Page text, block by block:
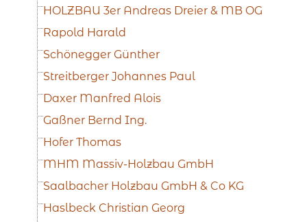
HOLZBAU 3er Andreas Dreier & MB OG
Rapold Harald
Schönegger Günther
Streitberger Johannes Paul
Daxer Manfred Alois
Gaßner Bernd Ing.
Hofer Thomas
MHM Massiv-Holzbau GmbH
Saalbacher Holzbau GmbH & Co KG
Haslbeck Christian Georg